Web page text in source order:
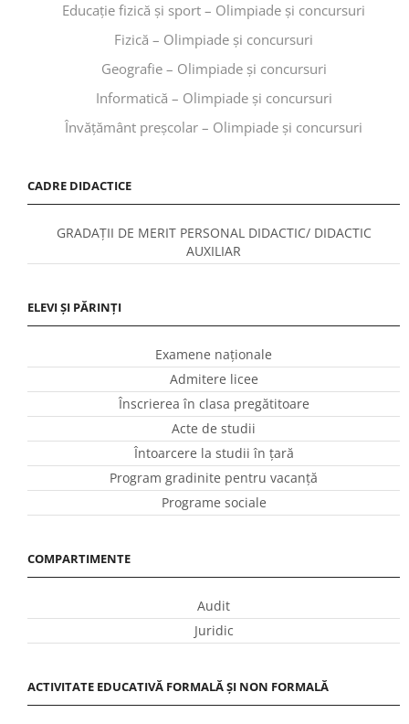
Educaţie fizică şi sport – Olimpiade și concursuri
Fizică – Olimpiade și concursuri
Geografie – Olimpiade și concursuri
Informatică – Olimpiade și concursuri
Învăţământ preşcolar – Olimpiade și concursuri
CADRE DIDACTICE
GRADAȚII DE MERIT PERSONAL DIDACTIC/ DIDACTIC
AUXILIAR
ELEVI ȘI PĂRINȚI
Examene naționale
Admitere licee
Înscrierea în clasa pregătitoare
Acte de studii
Întoarcere la studii în ţară
Program gradinite pentru vacanţă
Programe sociale
COMPARTIMENTE
Audit
Juridic
ACTIVITATE EDUCATIVĂ FORMALĂ ȘI NON FORMALĂ